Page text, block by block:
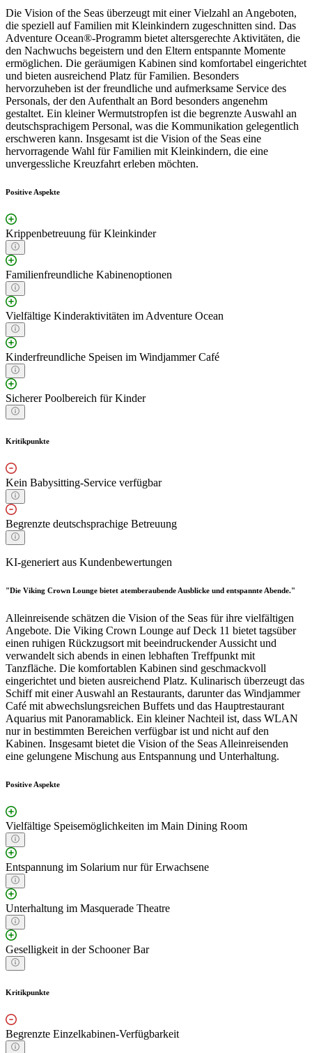
Die Vision of the Seas überzeugt mit einer Vielzahl an Angeboten,
die speziell auf Familien mit Kleinkindern zugeschnitten sind. Das
Adventure Ocean®-Programm bietet altersgerechte Aktivitäten, die
den Nachwuchs begeistern und den Eltern entspannte Momente
ermöglichen. Die geräumigen Kabinen sind komfortabel eingerichtet
und bieten ausreichend Platz für Familien. Besonders
hervorzuheben ist der freundliche und aufmerksame Service des
Personals, der den Aufenthalt an Bord besonders angenehm
gestaltet. Ein kleiner Wermutstropfen ist die begrenzte Auswahl an
deutschsprachigem Personal, was die Kommunikation gelegentlich
erschweren kann. Insgesamt ist die Vision of the Seas eine
hervorragende Wahl für Familien mit Kleinkindern, die eine
unvergessliche Kreuzfahrt erleben möchten.
Positive Aspekte
Krippenbetreuung für Kleinkinder
Familienfreundliche Kabinenoptionen
Vielfältige Kinderaktivitäten im Adventure Ocean
Kinderfreundliche Speisen im Windjammer Café
Sicherer Poolbereich für Kinder
Kritikpunkte
Kein Babysitting-Service verfügbar
Begrenzte deutschsprachige Betreuung
KI-generiert aus Kundenbewertungen
"Die Viking Crown Lounge bietet atemberaubende Ausblicke und entspannte Abende."
Alleinreisende schätzen die Vision of the Seas für ihre vielfältigen
Angebote. Die Viking Crown Lounge auf Deck 11 bietet tagsüber
einen ruhigen Rückzugsort mit beeindruckender Aussicht und
verwandelt sich abends in einen lebhaften Treffpunkt mit
Tanzfläche. Die komfortablen Kabinen sind geschmackvoll
eingerichtet und bieten ausreichend Platz. Kulinarisch überzeugt das
Schiff mit einer Auswahl an Restaurants, darunter das Windjammer
Café mit abwechslungsreichen Buffets und das Hauptrestaurant
Aquarius mit Panoramablick. Ein kleiner Nachteil ist, dass WLAN
nur in bestimmten Bereichen verfügbar ist und nicht auf den
Kabinen. Insgesamt bietet die Vision of the Seas Alleinreisenden
eine gelungene Mischung aus Entspannung und Unterhaltung.
Positive Aspekte
Vielfältige Speisemöglichkeiten im Main Dining Room
Entspannung im Solarium nur für Erwachsene
Unterhaltung im Masquerade Theatre
Geselligkeit in der Schooner Bar
Kritikpunkte
Begrenzte Einzelkabinen-Verfügbarkeit